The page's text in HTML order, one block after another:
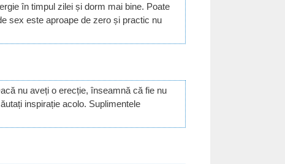
în timpul zilei și dorm mai bine. Poate
sex este aproape de zero și practic nu
nu aveți o erecție, înseamnă că fie nu
inspirație acolo. Suplimentele